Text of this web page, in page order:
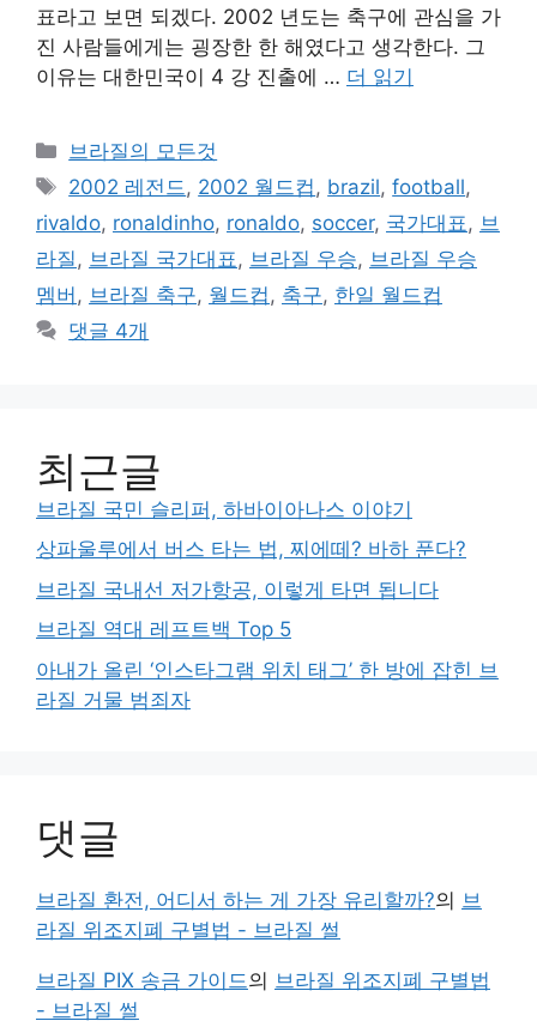
표라고 보면 되겠다. 2002 년도는 축구에 관심을 가
진 사람들에게는 굉장한 한 해였다고 생각한다. 그
이유는 대한민국이 4 강 진출에 … 더 읽기
카
테
리
브라질의 모든것
태
그
2002 레전드 , 2002 월드컵 , brazil,football,
rivaldo, ronaldinho, ronaldo, soccer, 국가대표 , 브
라질 , 브라질 국가대표 , 브라질 우승, 브라질 우승
멤버 , 브라질 축구, 월드컵 , 축구, 한일 월드컵
댓글 4개
최근글
브라질 국민 슬리퍼, 하바이아나스 이야기
상파울루에서 버스 타는 법, 찌에떼? 바하 푼다?
브라질 국내선 저가항공, 이렇게 타면 됩니다
브라질 역대 레프트백 Top 5
아내가 올린 ‘인스타그램 위치 태그’ 한 방에 잡힌 브
라질 거물 범죄자
댓글
브라질 환전, 어디서 하는 게 가장 유리할까?의 브
라질 위조지폐 구별법 - 브라질 썰
브라질 PIX 송금 가이드의 브라질 위조지폐 구별법
- 브라질 썰